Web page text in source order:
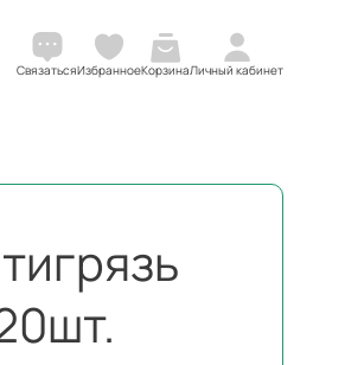
СвязатьсяИзбранноеКорзинаЛичный кабинет